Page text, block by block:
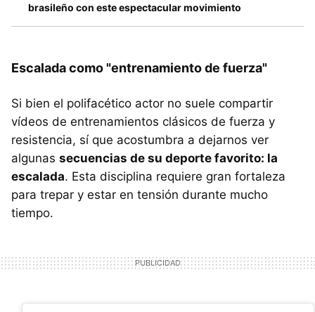
brasileño con este espectacular movimiento
Escalada como "entrenamiento de fuerza"
Si bien el polifacético actor no suele compartir
vídeos de entrenamientos clásicos de fuerza y
resistencia, sí que acostumbra a dejarnos ver
algunas secuencias de su deporte favorito: la
escalada. Esta disciplina requiere gran fortaleza
para trepar y estar en tensión durante mucho
tiempo.